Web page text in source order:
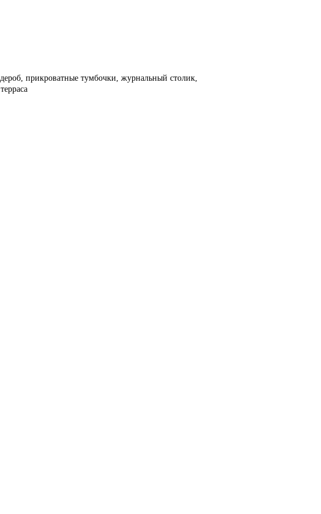
прикроватные тумбочки, журнальный столик,